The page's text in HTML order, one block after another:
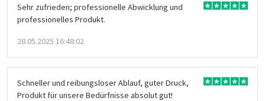
Sehr zufrieden; professionelle Abwicklung und
professionelles Produkt.
28.05.2025 16:48:02
Schneller und reibungsloser Ablauf, guter Druck,
Produkt für unsere Bedürfnisse absolut gut!